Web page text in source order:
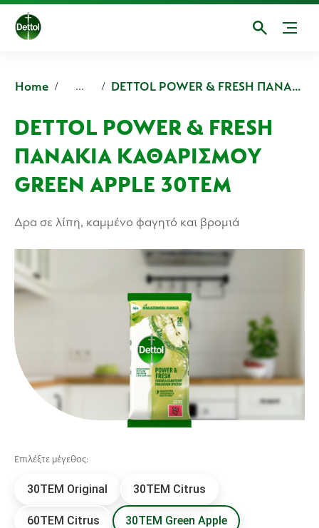
Home ... DETTOL POWER & FRESH ΠΑΝΑΚΙΑ ΚΑΘΑΡΙΣΜΟΥ ΠΟΛΛΑΠΛΩΝ ΧΡΗΣΕΩΝ GREEN APPLE
DETTOL POWER & FRESH
ΠΑΝΑΚΙΑ ΚΑΘΑΡΙΣΜΟΥ
GREEN APPLE 30ΤΕΜ
Δρα σε λίπη, καμμένο φαγητό και βρομιά
Επιλέξτε μέγεθος:
30ΤΕΜ Original 30TEM Citrus
60TEM Citrus 30TEM Green Apple